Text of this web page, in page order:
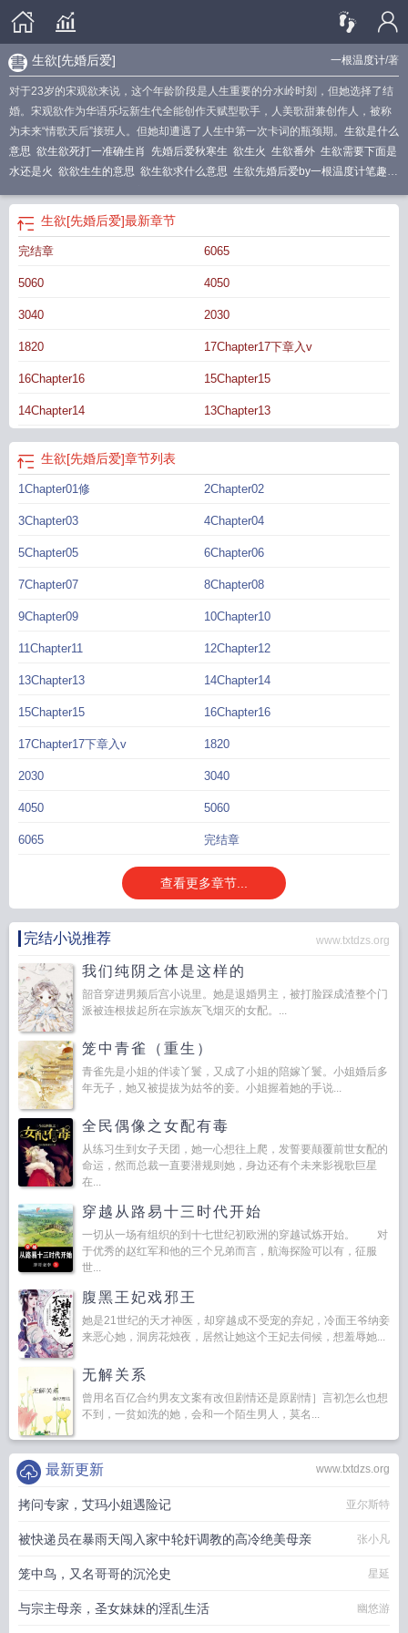
一根温度计/著
生欲[先婚后爱]
对于23岁的宋观欲来说，这个年龄阶段是人生重要的分水岭时刻，但她选择了结
婚。宋观欲作为华语乐坛新生代全能创作天赋型歌手，人美歌甜兼创作人，被称
为未来“情歌天后”接班人。但她却遭遇了人生中第一次卡词的瓶颈期。 生欲是什么
意思 欲生欲死打一准确生肖 先婚后爱秋寒生 欲生火 生欲番外 生欲需要下面是
水还是火 欲欲生生的意思 欲生欲求什么意思 生欲先婚后爱by一根温度计笔趣阁
先婚后爱by秋寒生 生欲是什么
欲的意思
欲后生香原型人物简介
生欲[先婚后爱]最新章节
完结章 6065
5060 4050
3040 2030
1820 17Chapter17下章入v
16Chapter16 15Chapter15
14Chapter14 13Chapter13
生欲[先婚后爱]章节列表
1Chapter01修 2Chapter02
3Chapter03 4Chapter04
5Chapter05 6Chapter06
7Chapter07 8Chapter08
9Chapter09 10Chapter10
11Chapter11 12Chapter12
13Chapter13 14Chapter14
15Chapter15 16Chapter16
17Chapter17下章入v 1820
2030 3040
4050 5060
6065 完结章
查看更多章节...
完结小说推荐 www.txtdzs.org
我们纯阴之体是这样的
韶音穿进男频后宫小说里。她是退婚男主，被打脸踩成渣整个门
派被连根拔起所在宗族灰飞烟灭的女配。...
笼中青雀（重生）
青雀先是小姐的伴读丫鬟，又成了小姐的陪嫁丫鬟。小姐婚后多
年无子，她又被提拔为姑爷的妾。小姐握着她的手说...
全民偶像之女配有毒
从练习生到女子天团，她一心想往上爬，发誓要颠覆前世女配的
命运，然而总裁一直要潜规则她，身边还有个未来影视歌巨星
在...
穿越从路易十三时代开始
一切从一场有组织的到十七世纪初欧洲的穿越试炼开始。 对
于优秀的赵红军和他的三个兄弟而言，航海探险可以有，征服
世...
腹黑王妃戏邪王
她是21世纪的天才神医，却穿越成不受宠的弃妃，冷面王爷纳妾
来恶心她，洞房花烛夜，居然让她这个王妃去伺候，想羞辱她...
无解关系
曾用名百亿合约男友文案有改但剧情还是原剧情］言初怎么也想
不到，一贫如洗的她，会和一个陌生男人，莫名...
www.txtdzs.org
最新更新
拷问专家，艾玛小姐遇险记 亚尔斯特
被快递员在暴雨天闯入家中轮奸调教的高冷绝美母亲 张小凡
笼中鸟，又名哥哥的沉沦史 星延
与宗主母亲，圣女妹妹的淫乱生活 幽悠游